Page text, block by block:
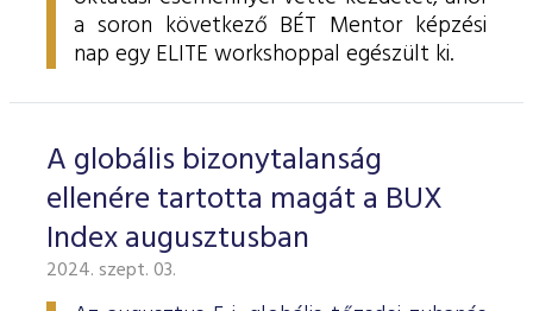
a soron következő BÉT Mentor képzési
nap egy ELITE workshoppal egészült ki.
A globális bizonytalanság
ellenére tartotta magát a BUX
Index augusztusban
2024. szept. 03.